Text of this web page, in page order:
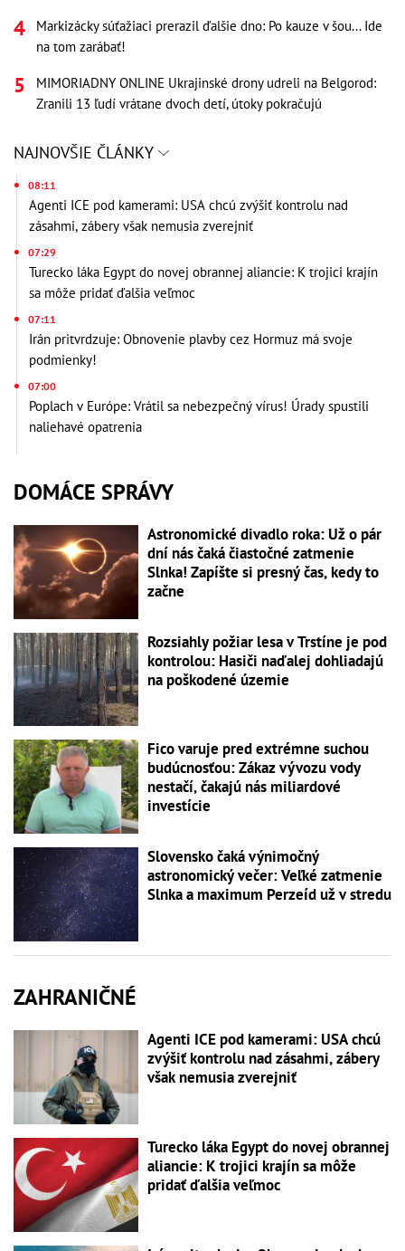
Markizácky súťažiaci prerazil ďalšie dno: Po kauze v šou... Ide
na tom zarábať!
MIMORIADNY ONLINE Ukrajinské drony udreli na Belgorod:
Zranili 13 ľudí vrátane dvoch detí, útoky pokračujú
NAJNOVŠIE ČLÁNKY
08:11
Agenti ICE pod kamerami: USA chcú zvýšiť kontrolu nad
zásahmi, zábery však nemusia zverejniť
07:29
Turecko láka Egypt do novej obrannej aliancie: K trojici krajín
sa môže pridať ďalšia veľmoc
07:11
Irán pritvrdzuje: Obnovenie plavby cez Hormuz má svoje
podmienky!
07:00
Poplach v Európe: Vrátil sa nebezpečný vírus! Úrady spustili
naliehavé opatrenia
DOMÁCE SPRÁVY
Astronomické divadlo roka: Už o pár
dní nás čaká čiastočné zatmenie
Slnka! Zapíšte si presný čas, kedy to
začne
Rozsiahly požiar lesa v Trstíne je pod
kontrolou: Hasiči naďalej dohliadajú
na poškodené územie
Fico varuje pred extrémne suchou
budúcnosťou: Zákaz vývozu vody
nestačí, čakajú nás miliardové
investície
Slovensko čaká výnimočný
astronomický večer: Veľké zatmenie
Slnka a maximum Perzeíd už v stredu
ZAHRANIČNÉ
Agenti ICE pod kamerami: USA chcú
zvýšiť kontrolu nad zásahmi, zábery
však nemusia zverejniť
Turecko láka Egypt do novej obrannej
aliancie: K trojici krajín sa môže
pridať ďalšia veľmoc